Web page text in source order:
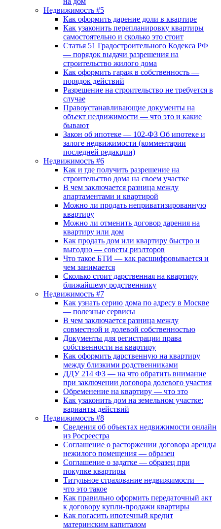
Недвижимость #5
Как оформить дарение доли в квартире
Как узаконить перепланировку квартиры
самостоятельно и сколько это стоит
Статья 51 Градостроительного Кодекса РФ
— порядок выдачи разрешения на
строительство жилого дома
Как оформить гараж в собственность —
порядок действий
Разрешение на строительство не требуется в
случае
Правоустанавливающие документы на
объект недвижимости — что это и какие
бывают
Закон об ипотеке — 102-ФЗ Об ипотеке и
залоге недвижимости (комментарии
последней редакции)
Недвижимость #6
Как и где получить разрешение на
строительство дома на своем участке
В чем заключается разница между
апартаментами и квартирой
Можно ли продать неприватизированную
квартиру
Можно ли отменить договор дарения на
квартиру или дом
Как продать дом или квартиру быстро и
выгодно — советы риэлторов
Что такое БТИ — как расшифровывается и
чем занимается
Сколько стоит дарственная на квартиру
ближайшему родственнику
Недвижимость #7
Как узнать серию дома по адресу в Москве
— полезные сервисы
В чем заключается разница между
совместной и долевой собственностью
Документы для регистрации права
собственности на квартиру
Как оформить дарственную на квартиру
между близкими родственниками
ДДУ 214 ФЗ — на что обратить внимание
при заключении договора долевого участия
Обременение на квартиру — что это
Как узаконить дом на земельном участке:
варианты действий
Недвижимость #8
Сведения об объектах недвижимости онлайн
из Росреестра
Соглашение о расторжении договора аренды
нежилого помещения — образец
Соглашение о задатке — образец при
покупке квартиры
Титульное страхование недвижимости —
что это такое
Как правильно оформить передаточный акт
к договору купли-продажи квартиры
Как погасить ипотечный кредит
материнским капиталом